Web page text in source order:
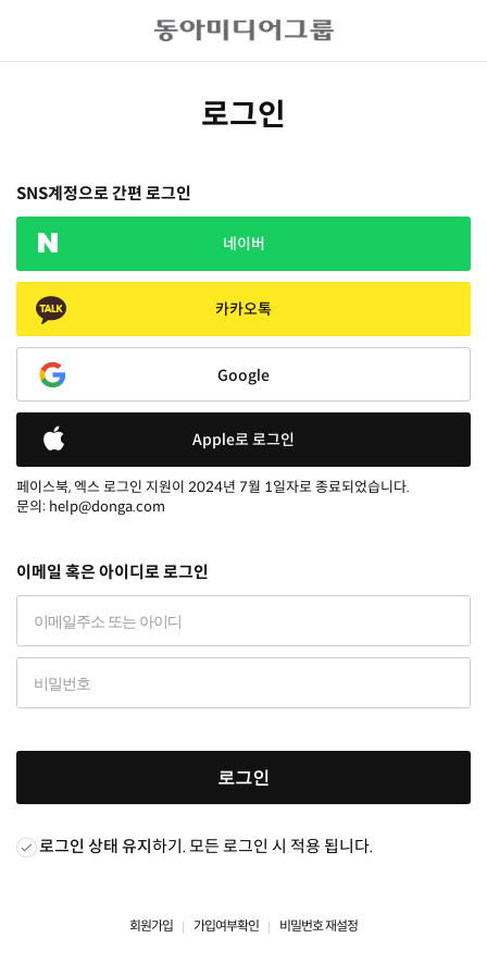
로그인
SNS계정으로 간편 로그인
네이버
카카오톡
Google
Apple로 로그인
페이스북, 엑스 로그인 지원이 2024년 7월 1일자로 종료되었습니다.
문의: help@donga.com
이메일 혹은 아이디로 로그인
로그인
로그인 상태 유지하기. 모든 로그인 시 적용 됩니다.
회원가입 가입여부확인 비밀번호 재설정